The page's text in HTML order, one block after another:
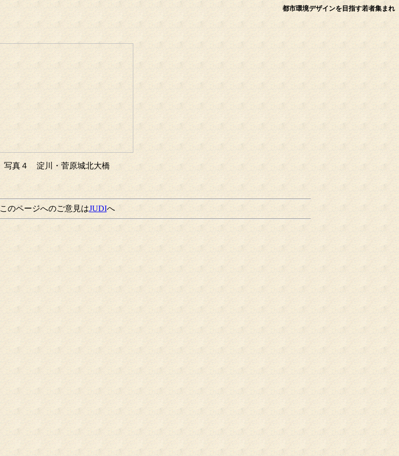
都市環境デザインを目指す若者集まれ
写真４ 淀川・菅原城北大橋
このページへのご意見はJUDIへ